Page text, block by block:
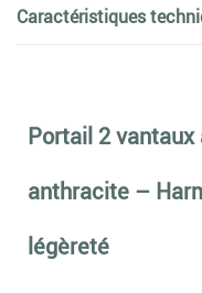
Caractéristiques
Portail 2
anthracite –
légèreté